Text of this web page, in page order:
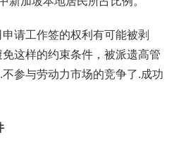
请工作签的权利有可能被剥
这样的约束条件，被派遗高管
参与劳动力市场的竞争了.成功